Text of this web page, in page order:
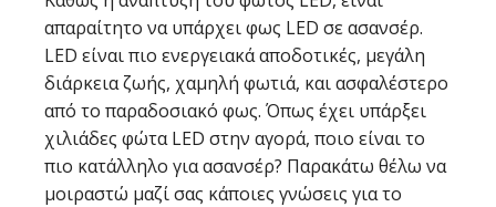
απαραίτητο να υπάρχει φως LED σε ασανσέρ.
LED είναι πιο ενεργειακά αποδοτικές, μεγάλη
διάρκεια ζωής, χαμηλή φωτιά, και ασφαλέστερο
από το παραδοσιακό φως. Όπως έχει υπάρξει
χιλιάδες φώτα LED στην αγορά, ποιο είναι το
πιο κατάλληλο για ασανσέρ? Παρακάτω θέλω να
μοιραστώ μαζί σας κάποιες γνώσεις για το